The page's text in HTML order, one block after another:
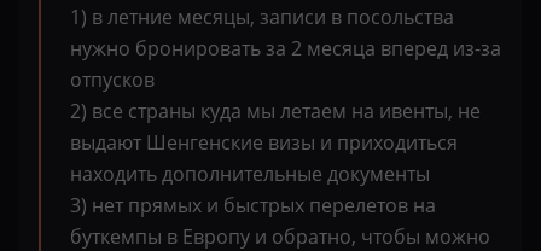
1) в летние месяцы, записи в посольства
нужно бронировать за 2 месяца вперед из-за
отпусков
2) все страны куда мы летаем на ивенты, не
выдают Шенгенские визы и приходиться
находить дополнительные документы
3) нет прямых и быстрых перелетов на
буткемпы в Европу и обратно, чтобы можно